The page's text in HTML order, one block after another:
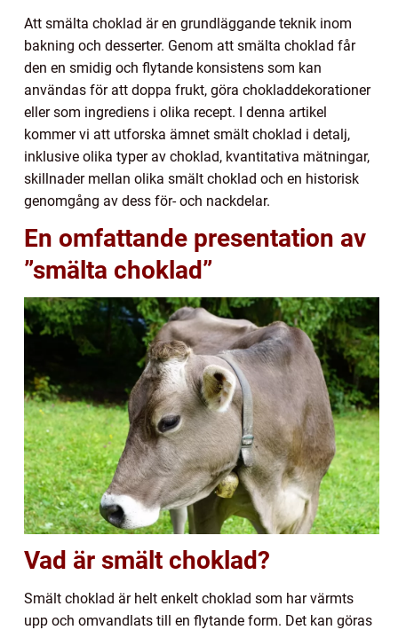
Att smälta choklad är en grundläggande teknik inom
bakning och desserter. Genom att smälta choklad får
den en smidig och flytande konsistens som kan
användas för att doppa frukt, göra chokladdekorationer
eller som ingrediens i olika recept. I denna artikel
kommer vi att utforska ämnet smält choklad i detalj,
inklusive olika typer av choklad, kvantitativa mätningar,
skillnader mellan olika smält choklad och en historisk
genomgång av dess för- och nackdelar.
En omfattande presentation av
”smälta choklad”
Vad är smält choklad?
Smält choklad är helt enkelt choklad som har värmts
upp och omvandlats till en flytande form. Det kan göras